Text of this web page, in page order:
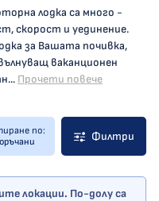
лодка са много -
скорост и уединение.
за Вашата почивка,
ваканционен
Прочети повече
по:
Филтри
локации. По-долу са